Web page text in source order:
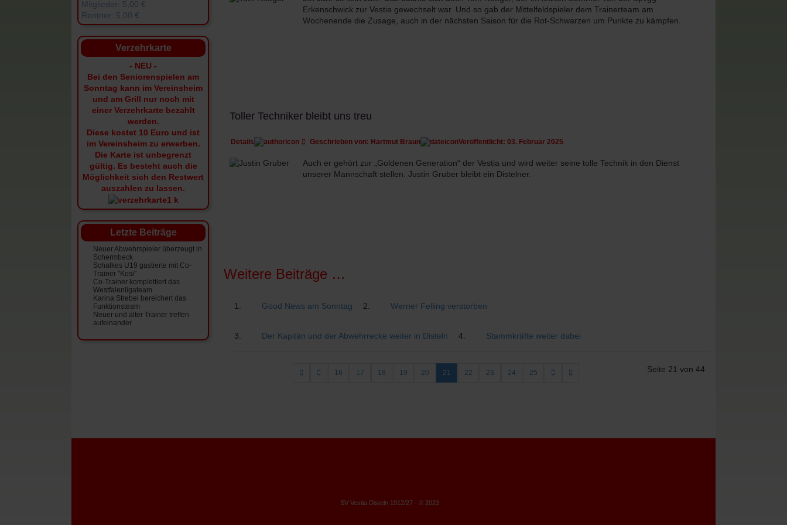
Mitglieder: 5,00 €
Rentner: 5,00 €
Verzehrkarte
- NEU -
Bei den Seniorenspielen am
Sonntag kann im Vereinsheim
und am Grill nur noch mit
einer Verzehrkarte bezahlt
werden.
Diese kostet 10 Euro und ist
im Vereinsheim zu erwerben.
Die Karte ist unbegrenzt
gültig. Es besteht auch die
Möglichkeit sich den Restwert
auszahlen zu lassen.
Letzte Beiträge
Neuer Abwehrspieler überzeugt in
Schermbeck
Schalkes U19 gastierte mit Co-
Trainer "Kosi"
Co-Trainer komplettiert das
Westfalenligateam
Karina Strebel bereichert das
Funktionsteam
Neuer und alter Trainer treffen
aufeinander
Erkenschwick zur Vestia gewechselt war. Und so gab der Mittelfeldspieler dem Trainerteam am
Wochenende die Zusage, auch in der nächsten Saison für die Rot-Schwarzen um Punkte zu kämpfen.
Toller Techniker bleibt uns treu
Details Geschrieben von: Hartmut Braun Veröffentlicht: 03. Februar 2025
Auch er gehört zur „Goldenen Generation“ der Vestia und wird weiter seine tolle Technik in den Dienst
unserer Mannschaft stellen. Justin Gruber bleibt ein Distelner.
Weitere Beiträge …
Good News am Sonntag Werner Felling verstorben
Der Kapitän und der Abwehrrecke weiter in Disteln Stammkräfte weiter dabei
Seite 21 von 44
16 17 18 19 20 21 22 23 24 25
SV Vestia Disteln 1912/27 - © 2023